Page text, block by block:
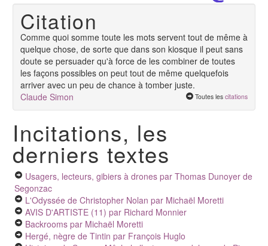
Citation
Comme quoi somme toute les mots servent tout de même à
quelque chose, de sorte que dans son kiosque il peut sans
doute se persuader qu'à force de les combiner de toutes
les façons possibles on peut tout de même quelquefois
arriver avec un peu de chance à tomber juste.
Claude Simon
Toutes les citations
Incitations, les
derniers textes
Usagers, lecteurs, gibiers à drones par Thomas Dunoyer de
Segonzac
L'Odyssée de Christopher Nolan par Michaël Moretti
AVIS D'ARTISTE (11) par Richard Monnier
Backrooms par Michaël Moretti
Hergé, nègre de Tintin par François Huglo